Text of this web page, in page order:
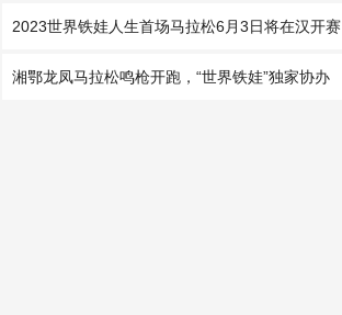
2023世界铁娃人生首场马拉松6月3日将在汉开赛
湘鄂龙凤马拉松鸣枪开跑，“世界铁娃”独家协办